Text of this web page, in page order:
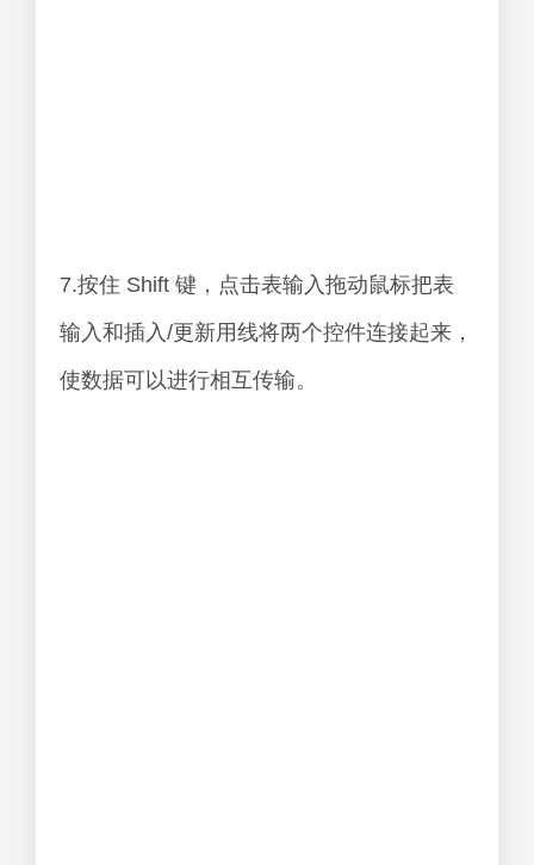
7.按住 Shift 键，点击表输入拖动鼠标把表
输入和插入/更新用线将两个控件连接起来，
使数据可以进行相互传输。